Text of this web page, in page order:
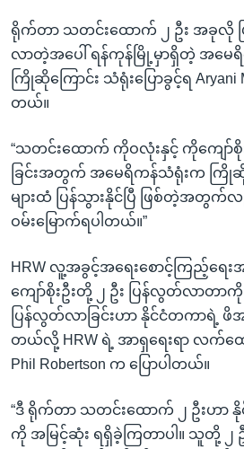
ရိုက်တာ သတင်းထောက် ၂ ဦး အခုလို
လာတဲ့အပေါ် ရန်ကုန်မြို့မှာရှိတဲ့ အမ
ကြိုဆိုကြောင်း သံရုံးပြောခွင့်ရ Aryani
တယ်။
“သတင်းထောက် ကိုဝလုံးနှင့် ကိုကျော်
ခြင်းအတွက် အမေရိကန်သံရုံးက ကြို
များထံ ပြန်သွားနိုင်ပြီ ဖြစ်တဲ့အတွ
ဝမ်းမြောက်ရပါတယ်။”
HRW လူ့အခွင့်အရေးစောင့်ကြည့်ရ
ကျော်စိုးဦးတို့ ၂ ဦး ပြန်လွတ်လာတာ
ပြန်လွတ်လာခြင်းဟာ နိုင်ငံတကာရဲ့ ဖိအ
တယ်လို့ HRW ရဲ့ အာရှရေးရာ လက်ထေ
Phil Robertson က ပြောပါတယ်။
“ဒီ ရိုက်တာ သတင်းထောက် ၂ ဦးဟာ
ကို အမြင့်ဆုံး ရရှိခဲ့ကြတာပါ။ သူတို့ ၂